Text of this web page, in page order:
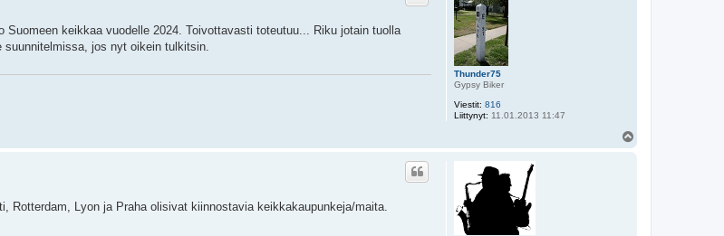
Thunder75
Gypsy Biker
Viestit: 816
Liittynyt: 11.01.2013 11:47
keikkaa vuodelle 2024. Toivottavasti toteutuu... Riku jotain tuolla
suunnitelmissa, jos nyt oikein tulkitsin.
Lyon ja Praha olisivat kiinnostavia keikkakaupunkeja/maita.